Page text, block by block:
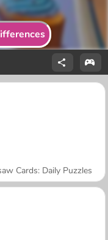
Cards: Daily Puzzles